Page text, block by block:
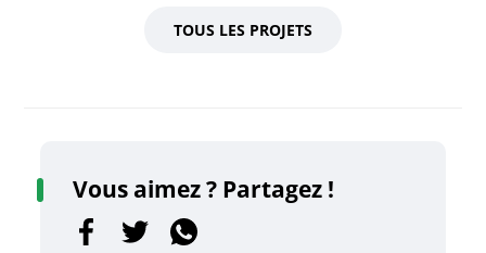
TOUS LES PROJETS
Vous aimez ? Partagez !